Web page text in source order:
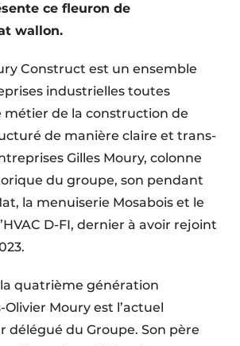
ce fleuron de
wallon.
Construct est un ensemble
indu­strielles toutes
métier de la construction de
de manière claire et trans­
Gilles Moury, colonne
du groupe, son pendant
la menuiserie Mosabois et le
D-FI, dernier à avoir rejoint
quatrième génération
Olivier Moury est l’actuel
délégué du Groupe. Son père